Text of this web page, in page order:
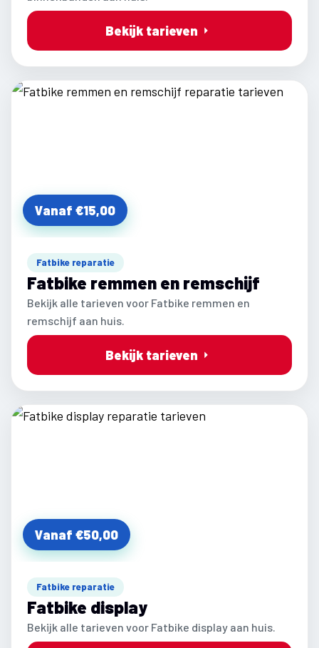
Bekijk tarieven
Vanaf €15,00
Fatbike reparatie
Fatbike remmen en remschijf
Bekijk alle tarieven voor Fatbike remmen en
remschijf aan huis.
Bekijk tarieven
Vanaf €50,00
Fatbike reparatie
Fatbike display
Bekijk alle tarieven voor Fatbike display aan huis.